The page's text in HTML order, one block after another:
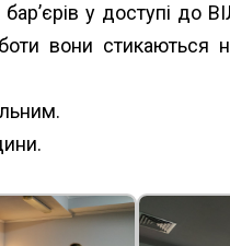
у доступі до
и вони стикаються